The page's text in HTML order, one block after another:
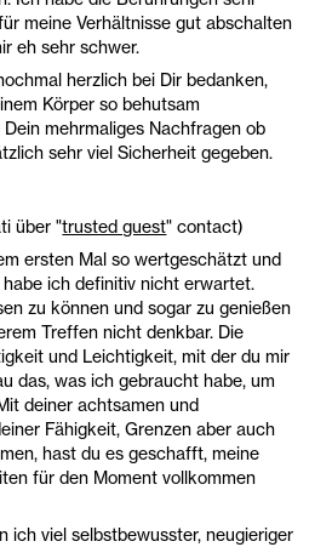
meine Verhältnisse gut abschalten
eh sehr schwer.
herzlich bei Dir bedanken,
Körper so behutsam
mehrmaliges Nachfragen ob
sehr viel Sicherheit gegeben.
über "trusted guest" contact)
ersten Mal so wertgeschätzt und
ich definitiv nicht erwartet.
zu können und sogar zu genießen
Treffen nicht denkbar. Die
und Leichtigkeit, mit der du mir
das, was ich gebraucht habe, um
deiner achtsamen und
Fähigkeit, Grenzen aber auch
hast du es geschafft, meine
für den Moment vollkommen
ich viel selbstbewusster, neugieriger